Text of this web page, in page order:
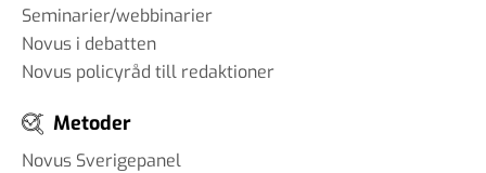
Seminarier/webbinarier
Novus i debatten
Novus policyråd till redaktioner
Metoder
Novus Sverigepanel